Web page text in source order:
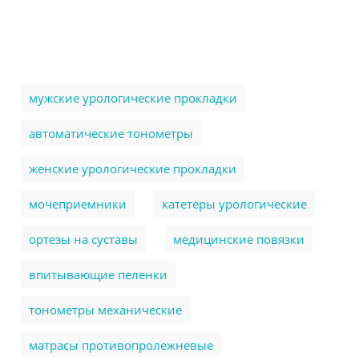
мужские урологические прокладки
автоматические тонометры
женские урологические прокладки
мочеприемники катетеры урологические
ортезы на суставы медицинские повязки
впитывающие пеленки
тонометры механические
матрасы противопролежневые